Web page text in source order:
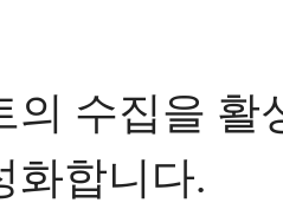
의 수집을 활
화합니다.